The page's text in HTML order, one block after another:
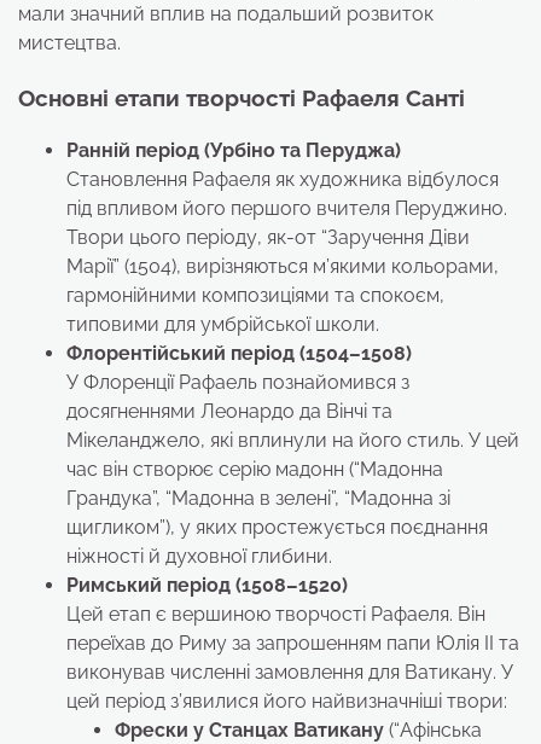
мали значний вплив на подальший розвиток
мистецтва.
Основні етапи творчості Рафаеля Санті
Ранній період (Урбіно та Перуджа)
Становлення Рафаеля як художника відбулося
під впливом його першого вчителя Перуджино.
Твори цього періоду, як-от “Заручення Діви
Марії” (1504), вирізняються м’якими кольорами,
гармонійними композиціями та спокоєм,
типовими для умбрійської школи.
Флорентійський період (1504–1508)
У Флоренції Рафаель познайомився з
досягненнями Леонардо да Вінчі та
Мікеланджело, які вплинули на його стиль. У цей
час він створює серію мадонн (“Мадонна
Грандука”, “Мадонна в зелені”, “Мадонна зі
щигликом”), у яких простежується поєднання
ніжності й духовної глибини.
Римський період (1508–1520)
Цей етап є вершиною творчості Рафаеля. Він
переїхав до Риму за запрошенням папи Юлія II та
виконував численні замовлення для Ватикану. У
цей період з’явилися його найвизначніші твори:
Фрески у Станцах Ватикану (“Афінська